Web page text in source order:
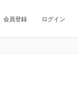
会員登録 ログイン